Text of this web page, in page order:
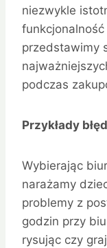
niezwykle
przedstawimy
podczas
Przykłady
Wybierając
narażamy
problemy z
godzin przy
rysując czy